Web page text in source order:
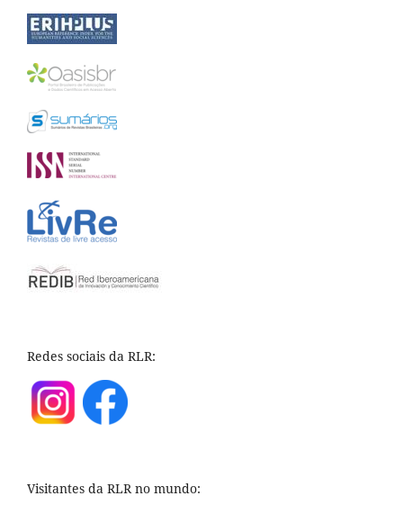
Redes sociais da RLR:
Visitantes da RLR no mundo: